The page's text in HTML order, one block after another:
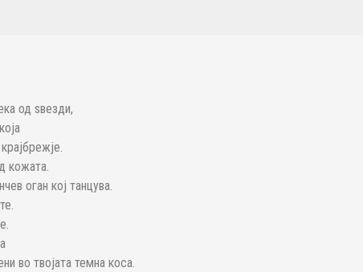
од ѕвезди,
кожата.
оган кој танцува.
во твојата темна коса.